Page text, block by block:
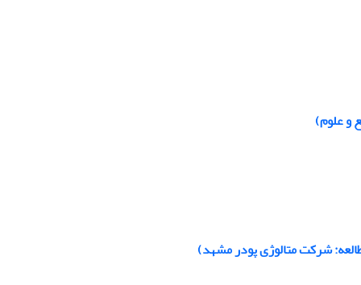
و علوم)
شرکت متالوژی‌ پودر مشهد)